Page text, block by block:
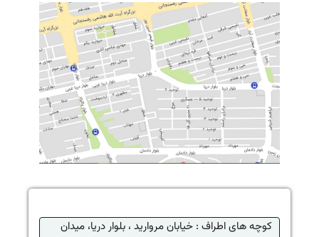
کوچه های اطراف : خیابان مروارید ، بلوار دریا، میدان